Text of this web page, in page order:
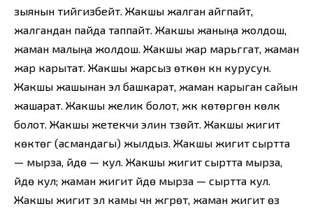
зыянын тийгизбейт. Жакшы жалган айгпайт,
жалгандан пайда таппайт. Жакшы жаныңа жолдош,
жаман малыңа жолдош. Жакшы жар марьггат, жаман
жар карытат. Жакшы жарсыз өткөн күн курусун.
Жакшы жашынан эл башкарат, жаман карыган сайын
жашарат. Жакшы желик болот, жүк көтөргөн көлүк
болот. Жакшы жетекчи элин түзөйт. Жакшы жигит
көктөгү (асмандагы) жылдыз. Жакшы жигит сыртта
— мырза, үйдө — кул. Жакшы жигит сыртта мырза,
үйдө кул; жаман жигит үйдө мырза — сыртта кул.
Жакшы жигит эл камы үчүн жүгүрөт, жаман жигит өз